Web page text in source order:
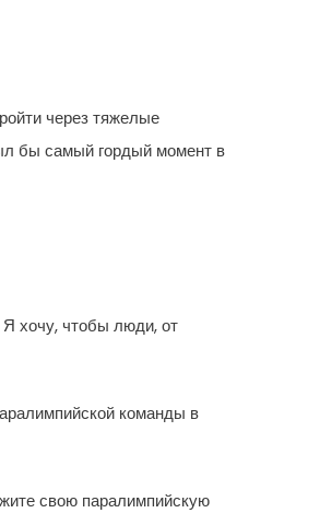
через тяжелые
бы самый гордый момент в
Я хочу, чтобы люди, от
команды в
свою паралимпийскую